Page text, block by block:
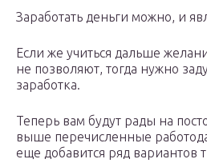
Заработать деньги можно, и
Если же учиться дальше
не позволяют, тогда нужно
заработка.
Теперь вам будут рады на
выше перечисленные
еще добавится ряд вариантов